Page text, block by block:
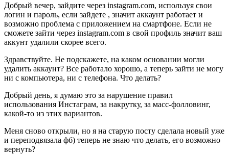
Добрый вечер, зайдите через instagram.com, используя свои
логин и пароль, если зайдете , значит аккаунт работает и
возможно проблема с приложением на смартфоне. Если не
сможете зайти через instagram.com в свой профиль значит ваш
аккунт удалили скорее всего.
Здравствуйте. Не подскажете, на каком основании могли
удалить аккаунт? Все работало хорошо, а теперь зайти не могу
ни с компьютера, ни с телефона. Что делать?
Добрый день, я думаю это за нарушение правил
использования Инстаграм, за накрутку, за масс-фолловинг,
какой-то из этих вариантов.
Меня сново открыли, но я на старую посту сделала новый уже
и переподвязала фб) теперь не знаю что делать, его возможно
вернуть?